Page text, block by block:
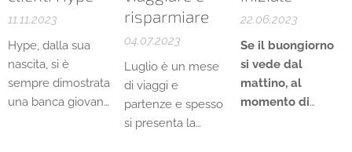
11.11.2023
Hype, dalla sua
nascita, si è
sempre dimostrata
una banca giovane
risparmiare
04.07.2023
Luglio è un mese
di viaggi e
partenze e spesso
si presenta la
22.06.2023
Se il buongiorno
si vede dal
mattino, al
momento di